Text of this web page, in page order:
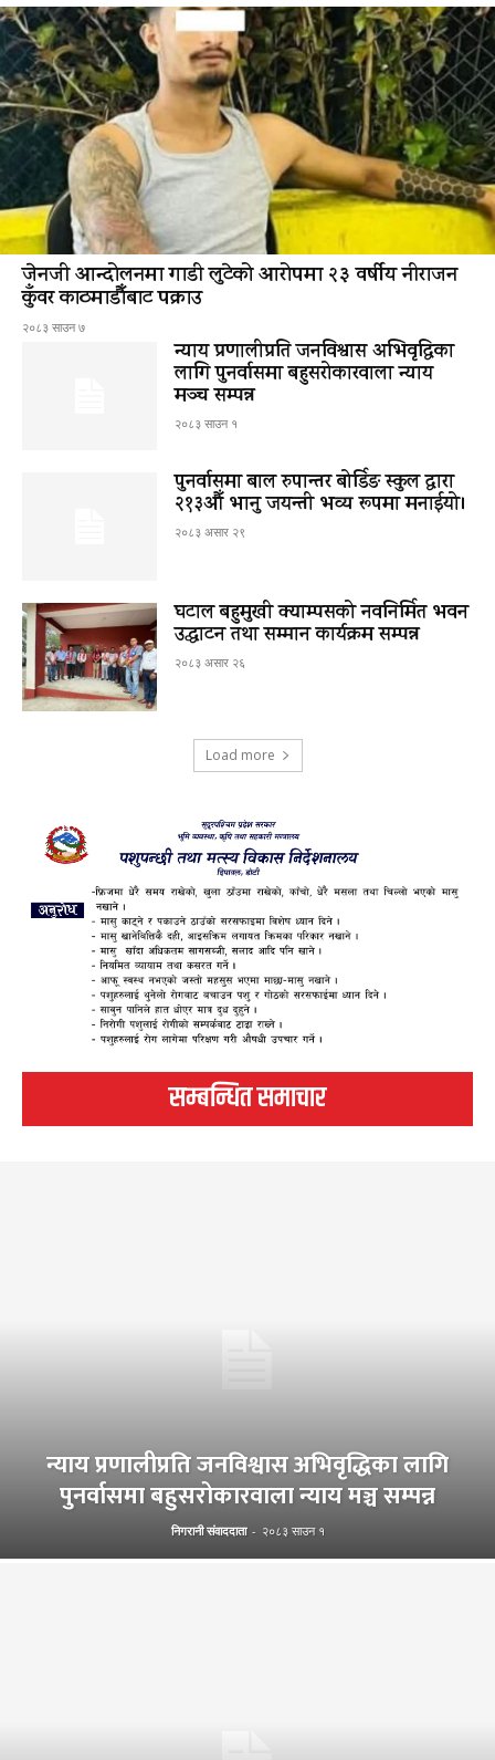
जेनजी आन्दोलनमा गाडी लुटेको आरोपमा २३ वर्षीय नीराजन
कुँवर काठमाडौँबाट पक्राउ
२०८३ साउन ७
न्याय प्रणालीप्रति जनविश्वास अभिवृद्धिका
लागि पुनर्वासमा बहुसरोकारवाला न्याय
मञ्च सम्पन्न
२०८३ साउन १
पुनर्वासमा बाल रुपान्तर बोर्डिङ स्कुल द्धारा
२१३औँ भानु जयन्ती भव्य रूपमा मनाईयो।
२०८३ असार २९
घटाल बहुमुखी क्याम्पसको नवनिर्मित भवन
उद्घाटन तथा सम्मान कार्यक्रम सम्पन्न
२०८३ असार २६
Load more
सम्बन्धित समाचार
न्याय प्रणालीप्रति जनविश्वास अभिवृद्धिका लागि
पुनर्वासमा बहुसरोकारवाला न्याय मञ्च सम्पन्न
निगरानी संवाददाता - २०८३ साउन १